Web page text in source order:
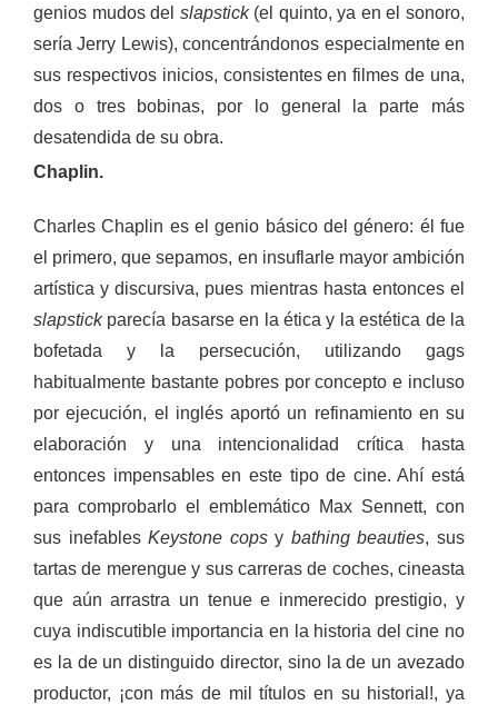
genios mudos del slapstick(el quinto, ya en el sonoro,
sería Jerry Lewis), concentrándonos especialmente en
sus respectivos inicios, consistentes en filmes de una,
dos o tres bobinas, por lo general la parte más
desatendida de su obra.
Chaplin.
Charles Chaplin es el genio básico del género: él fue
el primero, que sepamos, en insuflarle mayor ambición
artística y discursiva, pues mientras hasta entonces el
slapstickparecía basarse en la ética y la estética de la
bofetada y la persecución, utilizando gags
habitualmente bastante pobres por concepto e incluso
por ejecución, el inglés aportó un refinamiento en su
elaboración y una intencionalidad crítica hasta
entonces impensables en este tipo de cine. Ahí está
para comprobarlo el emblemático Max Sennett, con
sus inefablesKeystone copsy bathing beauties, sus
tartas de merengue y sus carreras de coches, cineasta
que aún arrastra un tenue e inmerecido prestigio, y
cuya indiscutible importancia en la historia del cine no
es la de un distinguido director, sino la de un avezado
productor, ¡con más de mil títulos en su historial!, ya